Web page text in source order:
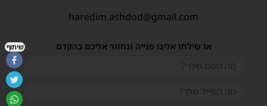
haredim.ashdod@gmail.com
או שילחו אלינו פנייה ונחזור אליכם בהקדם שיתוף